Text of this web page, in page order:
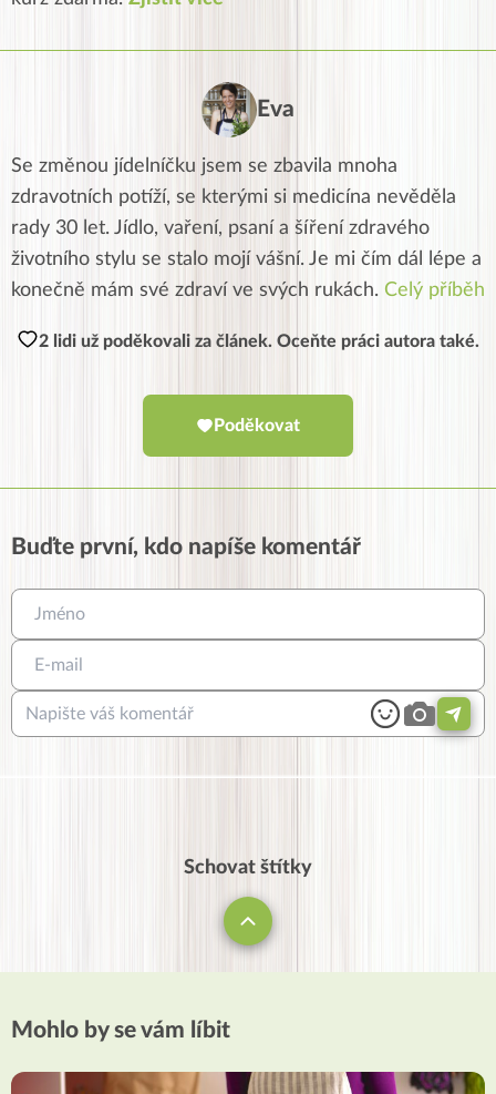
Eva
Se změnou jídelníčku jsem se zbavila mnoha
zdravotních potíží, se kterými si medicína nevěděla
rady 30 let. Jídlo, vaření, psaní a šíření zdravého
životního stylu se stalo mojí vášní. Je mi čím dál lépe a
konečně mám své zdraví ve svých rukách. Celý příběh
2 lidi už poděkovali za článek. Oceňte práci autora také.
Poděkovat
Buďte první, kdo napíše komentář
Schovat štítky
Mohlo by se vám líbit